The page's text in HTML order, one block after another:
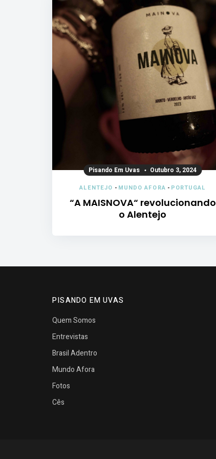
Pisando Em Uvas Outubro 3, 2024
ALENTEJO - MUNDO AFORA - PORTUGAL
“A MAISNOVA“ revolucionando
o Alentejo
PISANDO EM UVAS
Quem Somos
Entrevistas
Brasil Adentro
Mundo Afora
Fotos
Cês